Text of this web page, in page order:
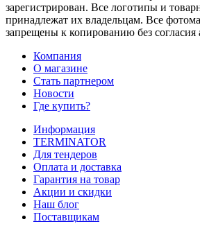
зарегистрирован. Все логотипы и
принадлежат их владельцам. Все
запрещены к копированию без
Компания
О магазине
Стать партнером
Новости
Где купить?
Информация
TERMINATOR
Для тендеров
Оплата и доставка
Гарантия на товар
Акции и скидки
Наш блог
Поставщикам